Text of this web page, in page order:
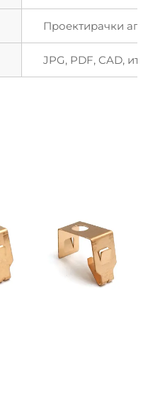
Проектирачки
JPG, PDF, CAD, итд